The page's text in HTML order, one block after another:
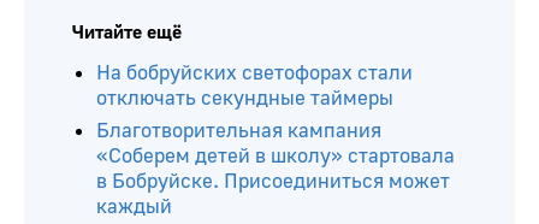
Читайте ещё
На бобруйских светофорах стали
отключать секундные таймеры
Благотворительная кампания
«Соберем детей в школу» стартовала
в Бобруйске. Присоединиться может
каждый